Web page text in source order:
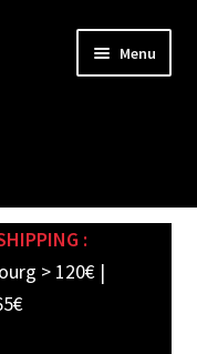
Menu
child
:
> 120€ |